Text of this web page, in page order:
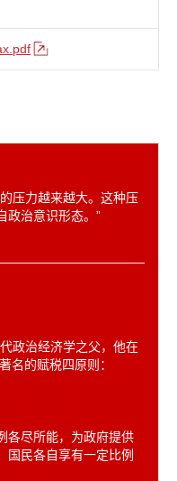
压力越来越大。这种压
政治意识形态。”
政治经济学之父，他在
名的赋税四原则：
各尽所能，为政府提供
国民各自享有一定比例